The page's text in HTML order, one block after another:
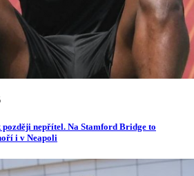
nepřítel. Na Stamford Bridge to
i v Neapoli